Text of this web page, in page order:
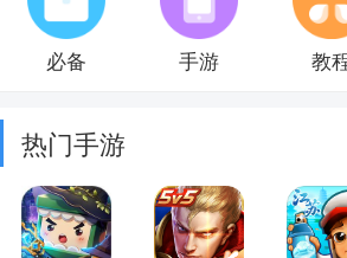
必备 手游 教
热门手游